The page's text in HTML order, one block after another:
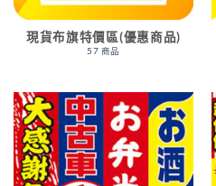
現貨布旗特價區(優惠商品)
57 商品